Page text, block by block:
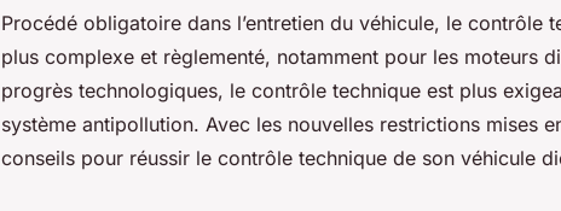
Procédé obligatoire dans l’entretien du véhicule, le contrôle
plus complexe et règlementé, notamment pour les moteurs
progrès technologiques, le contrôle technique est plus
système antipollution. Avec les nouvelles restrictions mises
conseils pour réussir le contrôle technique de son véhicule